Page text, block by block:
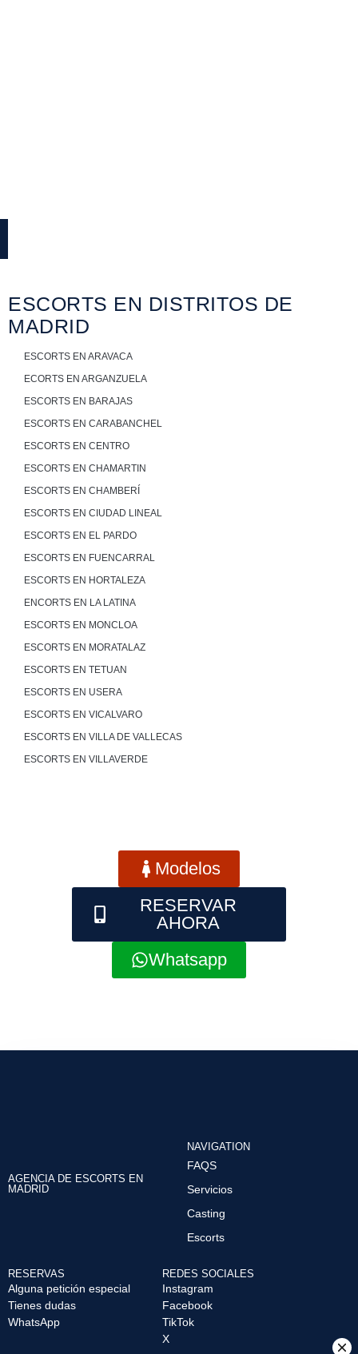
ESCORTS EN DISTRITOS DE
MADRID
ESCORTS EN ARAVACA
ECORTS EN ARGANZUELA
ESCORTS EN BARAJAS
ESCORTS EN CARABANCHEL
ESCORTS EN CENTRO
ESCORTS EN CHAMARTIN
ESCORTS EN CHAMBERÍ
ESCORTS EN CIUDAD LINEAL
ESCORTS EN EL PARDO
ESCORTS EN FUENCARRAL
ESCORTS EN HORTALEZA
ENCORTS EN LA LATINA
ESCORTS EN MONCLOA
ESCORTS EN MORATALAZ
ESCORTS EN TETUAN
ESCORTS EN USERA
ESCORTS EN VICALVARO
ESCORTS EN VILLA DE VALLECAS
ESCORTS EN VILLAVERDE
Modelos
RESERVAR
AHORA
Whatsapp
AGENCIA DE ESCORTS EN
MADRID
NAVIGATION
FAQS
Servicios
Casting
Escorts
RESERVAS
Alguna petición especial
Tienes dudas
WhatsApp
REDES SOCIALES
Instagram
Facebook
TikTok
X